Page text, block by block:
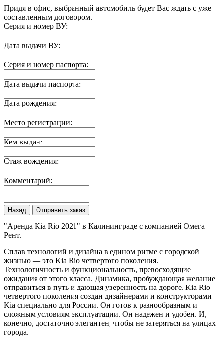
Придя в офис, выбранный автомобиль будет Вас ждать с уже
составленным договором.
Серия и номер ВУ:
Дата выдачи ВУ:
Серия и номер паспорта:
Дата выдачи паспорта:
Дата рождения:
Место регистрации:
Кем выдан:
Стаж вождения:
Комментарий:
Назад Отправить заказ
"Аренда Kia Rio 2021" в Калининграде с компанией Омега
Рент.
Сплав технологий и дизайна в едином ритме с городской
жизнью — это Kia Rio четвертого поколения.
Технологичность и функциональность, превосходящие
ожидания от этого класса. Динамика, пробуждающая желание
отправиться в путь и дающая уверенность на дороге. Kia Rio
четвертого поколения создан дизайнерами и конструкторами
Kia специально для России. Он готов к разнообразным и
сложным условиям эксплуатации. Он надежен и удобен. И,
конечно, достаточно элегантен, чтобы не затеряться на улицах
города.